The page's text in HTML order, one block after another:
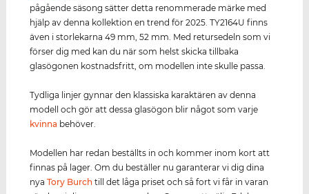
pågående säsong sätter detta renommerade märke med
hjälp av denna kollektion en trend för 2025. TY2164U finns
även i storlekarna 49 mm, 52 mm. Med retursedeln som vi
förser dig med kan du när som helst skicka tillbaka
glasögonen kostnadsfritt, om modellen inte skulle passa.
Tydliga linjer gynnar den klassiska karaktären av denna
modell och gör att dessa glasögon blir något som varje
kvinna behöver.
Modellen har redan beställts in och kommer inom kort att
finnas på lager. Om du beställer nu garanterar vi dig dina
nyaTory Burch till det låga priset och så fort vi får in varan